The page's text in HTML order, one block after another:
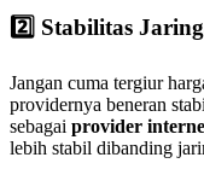
2️⃣ Stabilitas
Jangan cuma tergiur
providernya beneran
sebagai provider
lebih stabil dibanding